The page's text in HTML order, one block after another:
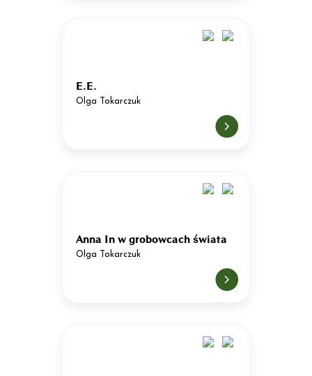
E.E.
Olga Tokarczuk
Anna In w grobowcach świata
Olga Tokarczuk